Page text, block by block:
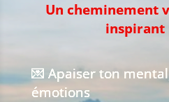
Un cheminement
inspirant
💌 Apaiser ton
émotions